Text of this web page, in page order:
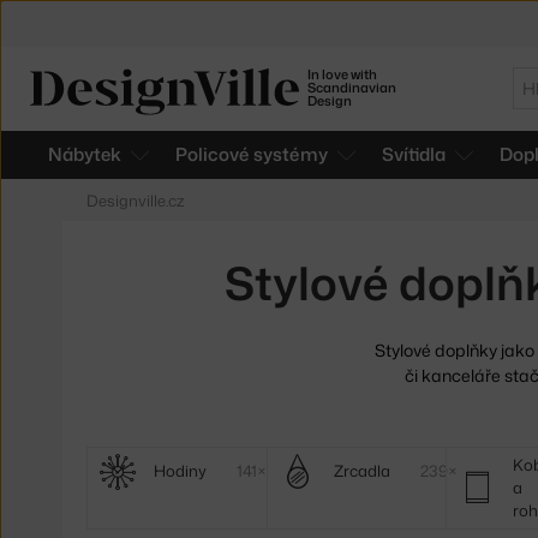
In love with
Scandinavian
Design
Nábytek Policové systémy Svítidla
Designville.cz
Stylové
Stylové doplňky
či kanceláře
Další
kategorie
Hodiny 141× Zrcadla 239×
a